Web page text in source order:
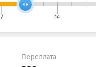
7 14
Переплата